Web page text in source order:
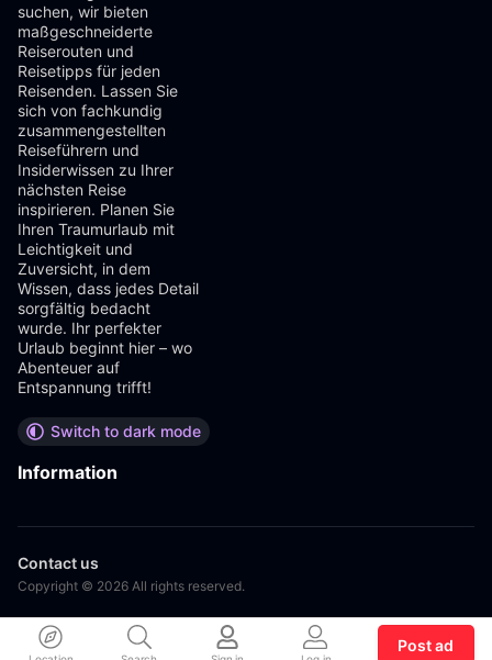
suchen, wir bieten
maßgeschneiderte
Reiserouten und
Reisetipps für jeden
Reisenden. Lassen Sie
sich von fachkundig
zusammengestellten
Reiseführern und
Insiderwissen zu Ihrer
nächsten Reise
inspirieren. Planen Sie
Ihren Traumurlaub mit
Leichtigkeit und
Zuversicht, in dem
Wissen, dass jedes Detail
sorgfältig bedacht
wurde. Ihr perfekter
Urlaub beginnt hier – wo
Abenteuer auf
Entspannung trifft!
Switch to dark mode
Information
Contact us
Copyright © 2026 All rights reserved.
Post ad